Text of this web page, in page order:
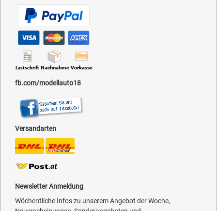
fb.com/modellauto18
Versandarten
Newsletter Anmeldung
Wöchentliche Infos zu unserem Angebot der Woche,